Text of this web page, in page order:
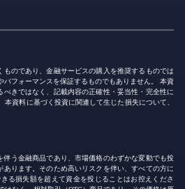
のであり、金融サービスの購入を推奨するものでは
パフォーマンスを保証するものでもありません。 本資
きではなく、記載内容の正確性・妥当性・完全性に
資料に基づく投資に関連して生じた損失について、
伴う金融商品であり、市場価格のわずかな変動でも投
あります。そのため高いリスクを伴い、すべての方に
る損失額を超えて資金を投じることはお控えくださ